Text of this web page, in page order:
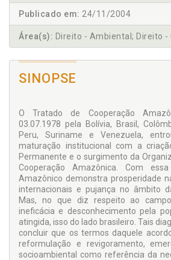
Publicado em: 24/11/2004
Área(s): Direito - Ambiental; Direito -
SINOPSE
O Tratado de Cooperação
03.07.1978 pela Bolívia, Brasil,
Peru, Suriname e Venezuela,
maturação institucional com a
Permanente e o surgimento da
Cooperação Amazônica. Com
Amazônico demonstra prosperidade
internacionais e pujança no âmbito
Mas, no que diz respeito ao
ineficácia e desconhecimento pela
atingida, isso do lado brasileiro. Tais
concluir que os termos daquele
reformulação e revigoramento,
socioambiental como referência da